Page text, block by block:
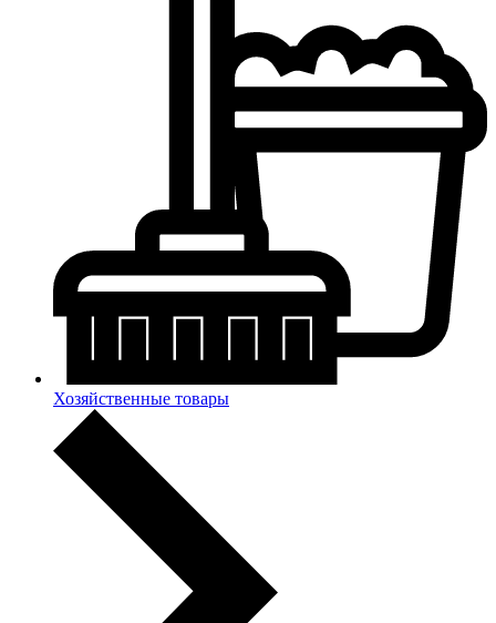
Хозяйственные товары